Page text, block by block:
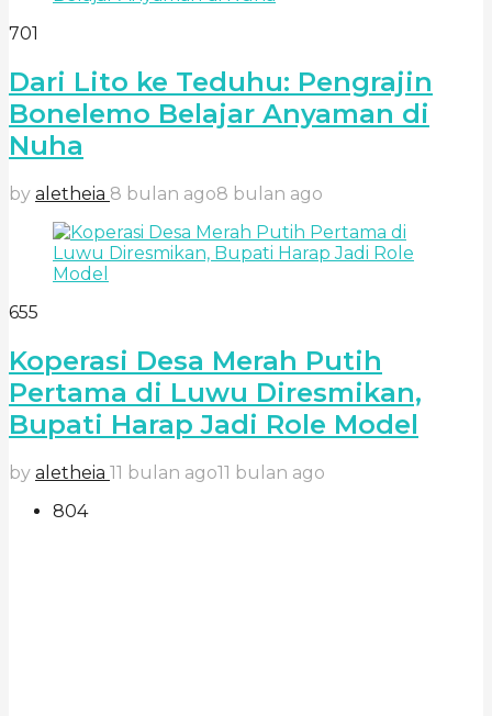
701
Dari Lito ke Teduhu: Pengrajin
Bonelemo Belajar Anyaman di
Nuha
by aletheia 8 bulan ago8 bulan ago
655
Koperasi Desa Merah Putih
Pertama di Luwu Diresmikan,
Bupati Harap Jadi Role Model
by aletheia 11 bulan ago11 bulan ago
804